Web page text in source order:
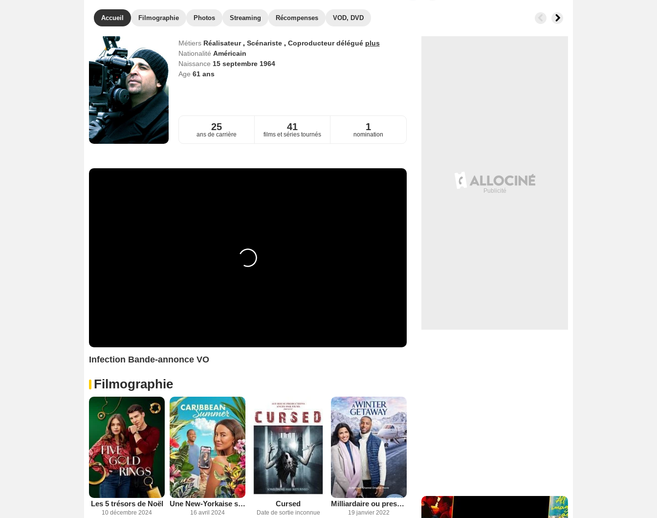
Accueil Filmographie Photos Streaming Récompenses VOD, DVD
Métiers Réalisateur , Scénariste , Coproducteur délégué plus
Nationalité Américain
Naissance 15 septembre 1964
Age 61ans
25
ans de carrière
41
films et séries tournés
1
nomination
Infection Bande-annonce VO
Filmographie
Les 5 trésors de Noël
10 décembre 2024
Une New-Yorkaise sous les tropiques
16 avril 2024
Cursed
Date de sortie inconnue
Milliardaire ou presque
19 janvier 2022